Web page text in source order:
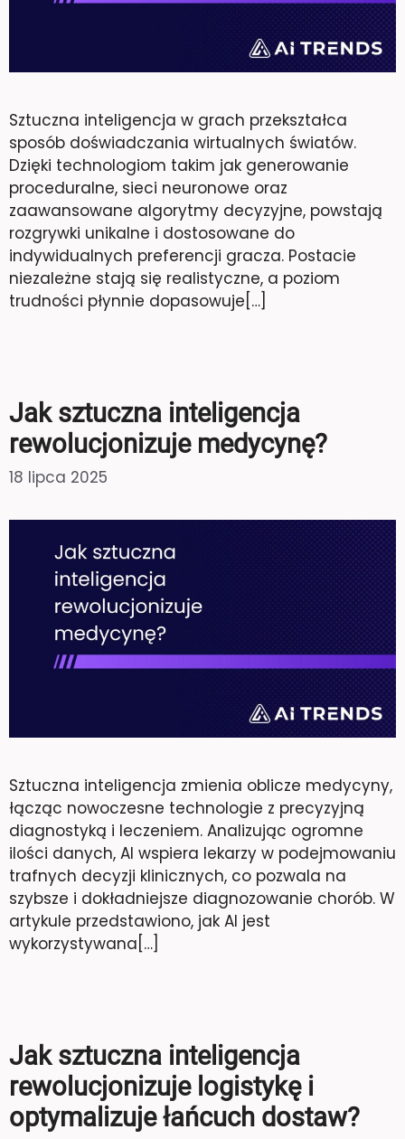
Sztuczna inteligencja w grach przekształca
sposób doświadczania wirtualnych światów.
Dzięki technologiom takim jak generowanie
proceduralne, sieci neuronowe oraz
zaawansowane algorytmy decyzyjne, powstają
rozgrywki unikalne i dostosowane do
indywidualnych preferencji gracza. Postacie
niezależne stają się realistyczne, a poziom
trudności płynnie dopasowuje[…]
Jak sztuczna inteligencja
rewolucjonizuje medycynę?
18 lipca 2025
Sztuczna inteligencja zmienia oblicze medycyny,
łącząc nowoczesne technologie z precyzyjną
diagnostyką i leczeniem. Analizując ogromne
ilości danych, AI wspiera lekarzy w podejmowaniu
trafnych decyzji klinicznych, co pozwala na
szybsze i dokładniejsze diagnozowanie chorób. W
artykule przedstawiono, jak AI jest
wykorzystywana[…]
Jak sztuczna inteligencja
rewolucjonizuje logistykę i
optymalizuje łańcuch dostaw?